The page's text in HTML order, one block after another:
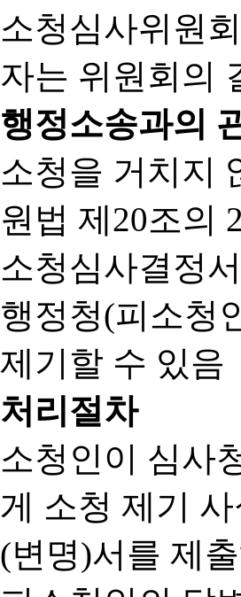
소청심사위원
자는 위원회의
행정소송과의
소청을 거치지
원법 제20조의
소청심사결정
행정청(피소청
제기할 수 있음
처리절차
소청인이 심사
게 소청 제기
(변명)서를 제